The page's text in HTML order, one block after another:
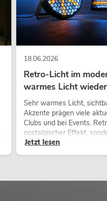
18.06.2026
Retro-Licht im
warmes Licht
Sehr warmes Licht,
Akzente prägen viele
Clubs und bei Events.
nostalgischer Effekt,
Gestaltungsmittel: Es
Jetzt lesen